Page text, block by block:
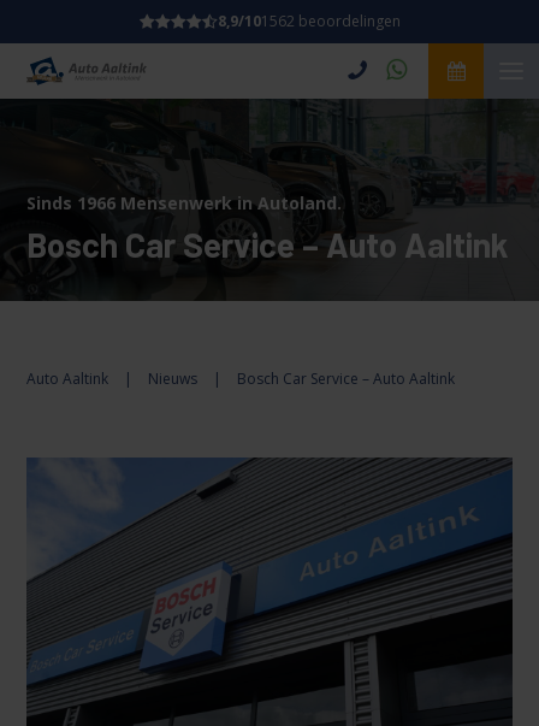
8,9/101562 beoordelingen
Sinds 1966 Mensenwerk in Autoland.
Bosch Car Service – Auto Aaltink
Auto Aaltink | Nieuws | Bosch Car Service – Auto Aaltink